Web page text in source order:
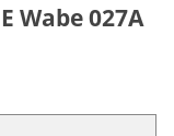
Wabe 027A